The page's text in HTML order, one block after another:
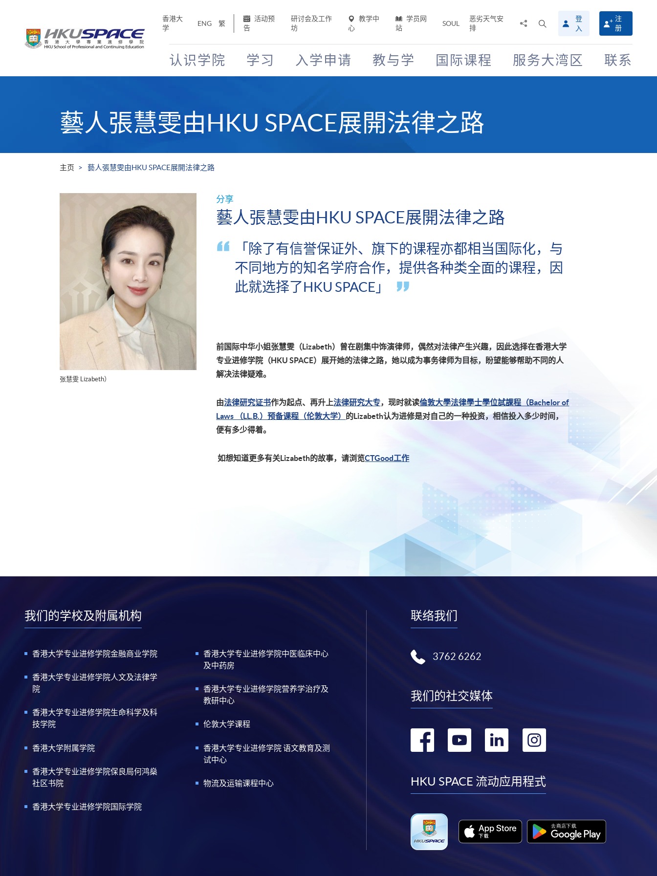
香港大
学
ENG 繁
活动预
告
研讨会及工作
坊
教学中
心
学员网
站
SOUL
恶劣天气安
排
搜
寻
介
面
登
入
注
册
认识学院 学习 入学申请 教与学 国际课程 服务大湾区 联系
藝人張慧雯由HKU SPACE展開法律之路
主页 藝人張慧雯由HKU SPACE展開法律之路
分享
藝人張慧雯由HKU SPACE展開法律之路
「除了有信誉保证外、旗下的课程亦都相当国际化，与
不同地方的知名学府合作，提供各种类全面的课程，因
此就选择了HKU SPACE」
前国际中华小姐张慧雯（ Lizabeth）曾在剧集中饰演律师，偶然对法律产生兴趣，因此选择在香港大学
专业进修学院（HKU SPACE）展开她的法律之路，她以成为事务律师为目标，盼望能够帮助不同的人
解决法律疑难。
由法律研究证书作为起点、再升上法律研究大专，现时就读倫敦大學法律學士學位試課程（Bachelor of
Laws （LL.B.）预备课程（伦敦大学） 的Lizabeth认为进修是对自己的一种投资，相信投入多少时间，
便有多少得着。
如想知道更多有关Lizabeth的故事，请浏览CTGood工作
张慧雯 Lizabeth）
我们的学校及附属机构
香港大学专业进修学院金融商业学院
香港大学专业进修学院人文及法律学
院
香港大学专业进修学院生命科学及科
技学院
香港大学附属学院
香港大学专业进修学院保良局何鸿燊
社区书院
香港大学专业进修学院国际学院
香港大学专业进修学院中医临床中心
及中药房
香港大学专业进修学院营养学治疗及
教研中心
伦敦大学课程
香港大学专业进修学院 语文教育及测
试中心
物流及运输课程中心
联络我们
3762 6262
我们的社交媒体
转
facebook
转
youtube
转
linkedin
转
instagram
HKU SPACE 流动应用程式